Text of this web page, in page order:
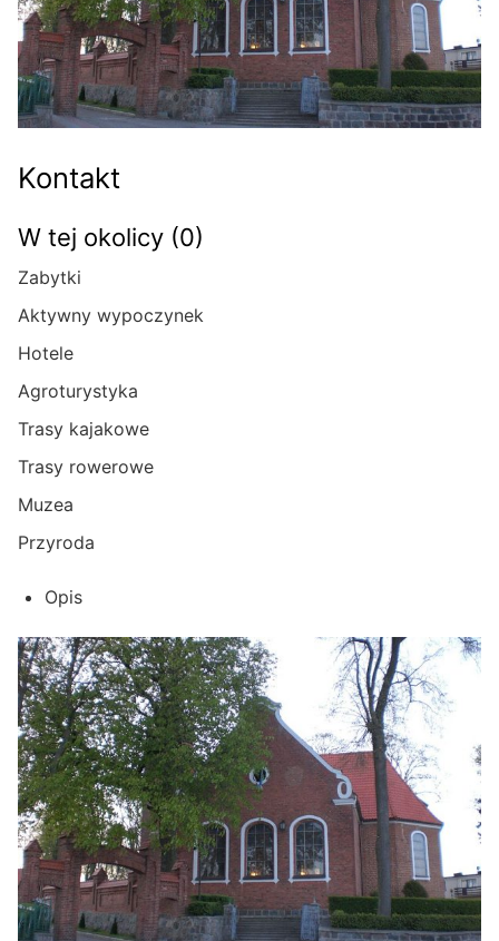
Kontakt
W tej okolicy (0)
Zabytki
Aktywny wypoczynek
Hotele
Agroturystyka
Trasy kajakowe
Trasy rowerowe
Muzea
Przyroda
Opis